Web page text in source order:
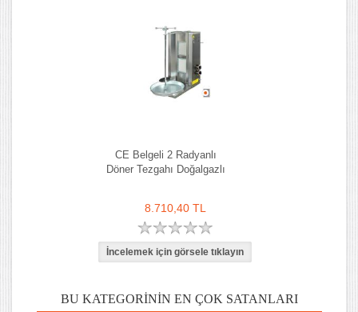
CE Belgeli 2 Radyanlı
Döner Tezgahı Doğalgazlı
8.710,40 TL
BU KATEGORININ EN ÇOK SATANLARI